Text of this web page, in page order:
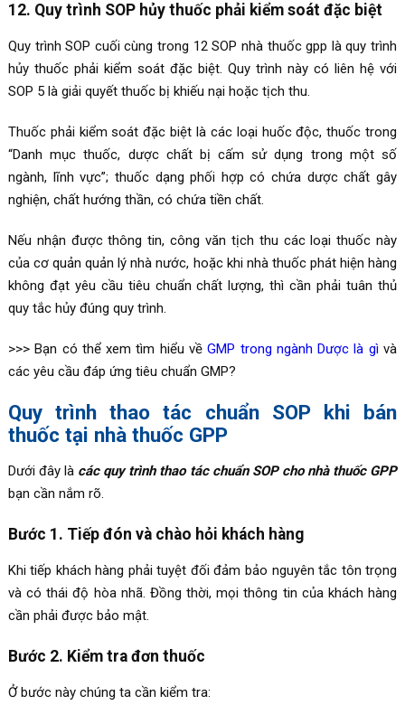
12. Quy trình SOP hủy thuốc phải kiểm soát đặc biệt
Quy trình SOP cuối cùng trong 12 SOP nhà thuốc gpp là quy trình
hủy thuốc phải kiểm soát đặc biệt. Quy trình này có liên hệ với
SOP 5 là giải quyết thuốc bị khiếu nại hoặc tịch thu.
Thuốc phải kiểm soát đặc biệt là các loại huốc độc, thuốc trong
“Danh mục thuốc, dược chất bị cấm sử dụng trong một số
ngành, lĩnh vực”; thuốc dạng phối hợp có chứa dược chất gây
nghiện, chất hướng thần, có chứa tiền chất.
Nếu nhận được thông tin, công văn tịch thu các loại thuốc này
của cơ quản quản lý nhà nước, hoặc khi nhà thuốc phát hiện hàng
không đạt yêu cầu tiêu chuẩn chất lượng, thì cần phải tuân thủ
quy tắc hủy đúng quy trình.
>>> Bạn có thể xem tìm hiểu vềGMP trong ngành Dược là gìvà
các yêu cầu đáp ứng tiêu chuẩn GMP?
Quy trình thao tác chuẩn SOP khi bán
thuốc tại nhà thuốc GPP
Dưới đây là các quy trình thao tác chuẩn SOP cho nhà thuốc GPP
bạn cần nắm rõ.
Bước 1. Tiếp đón và chào hỏi khách hàng
Khi tiếp khách hàng phải tuyệt đối đảm bảo nguyên tắc tôn trọng
và có thái độ hòa nhã. Đồng thời, mọi thông tin của khách hàng
cần phải được bảo mật.
Bước 2. Kiểm tra đơn thuốc
Ở bước này chúng ta cần kiểm tra: